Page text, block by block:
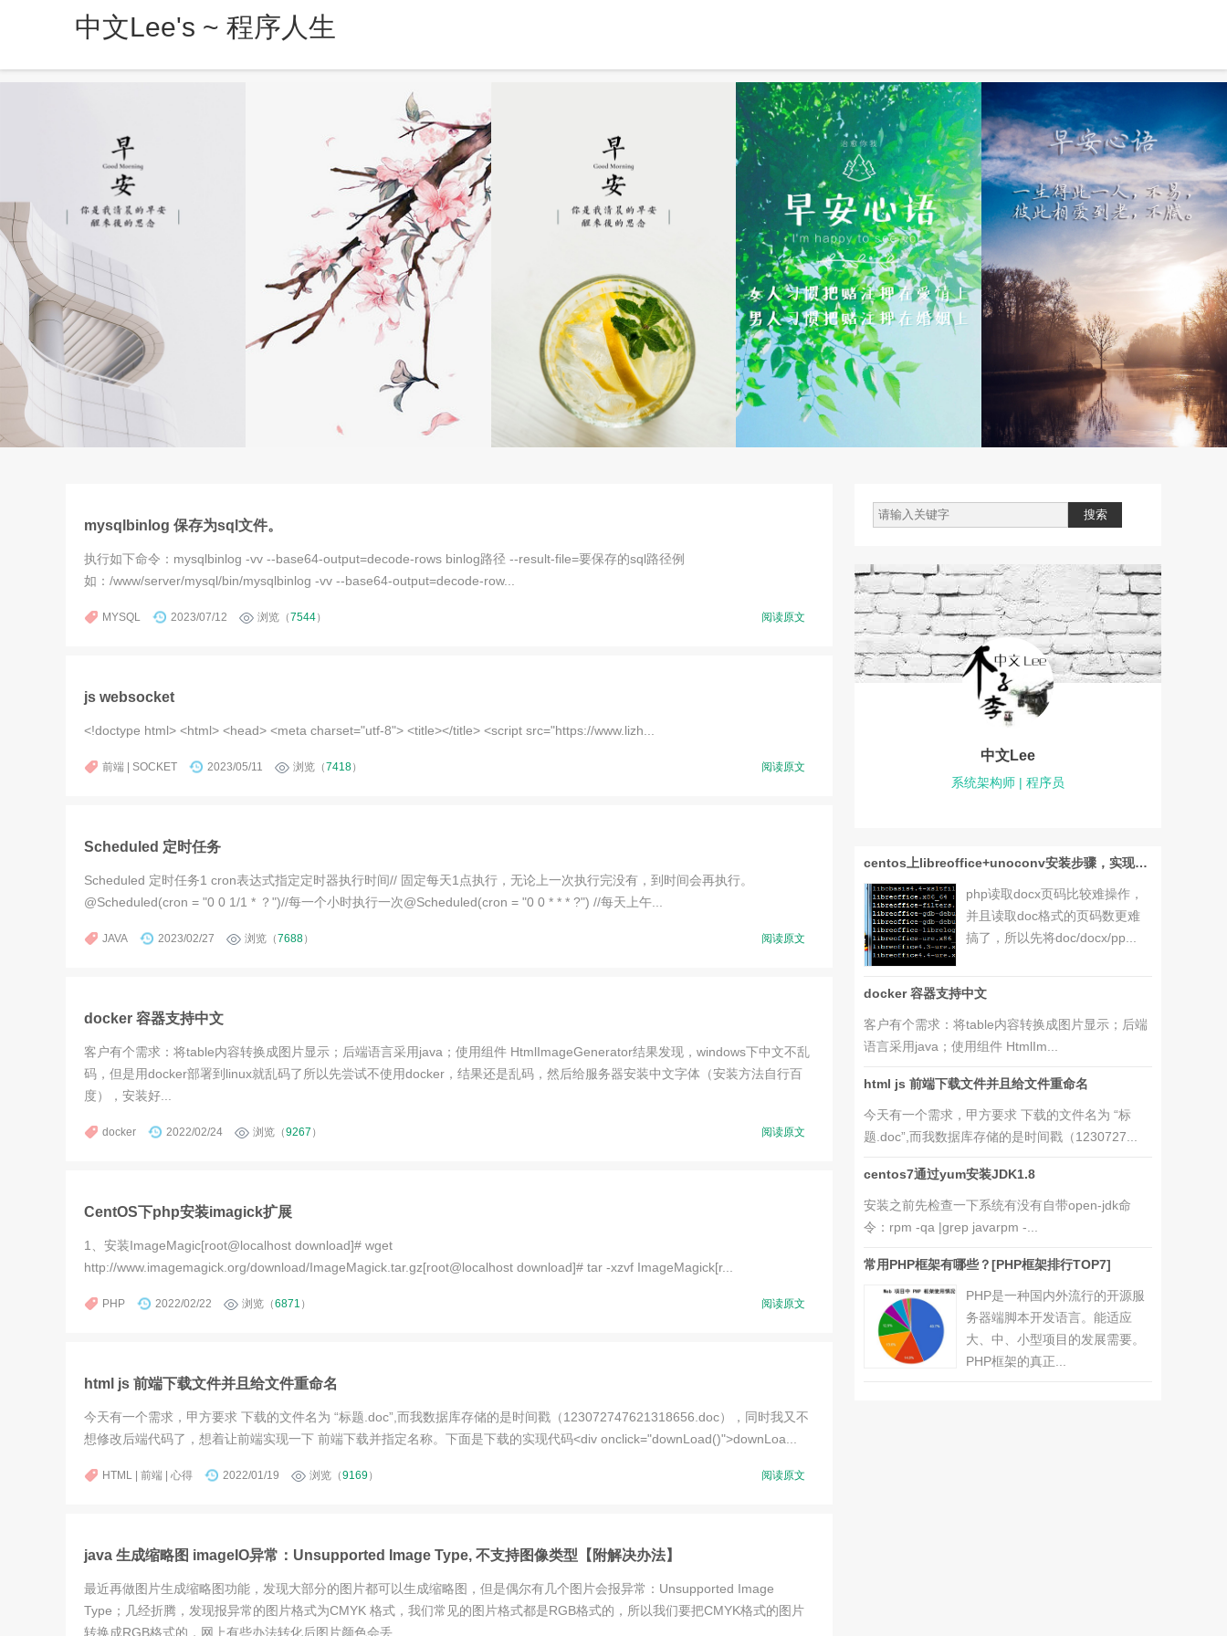
中文Lee's ~ 程序人生
mysqlbinlog 保存为sql文件。
执行如下命令：mysqlbinlog -vv --base64-output=decode-rows binlog路径 --result-file=要保存的sql路径例
如：/www/server/mysql/bin/mysqlbinlog -vv --base64-output=decode-row...
MYSQL 2023/07/12 浏览（7544） 阅读原文
js websocket
<!doctype html> <html> <head> <meta charset="utf-8"> <title></title> <script src="https://www.lizh...
前端 | SOCKET 2023/05/11 浏览（7418） 阅读原文
Scheduled 定时任务
Scheduled 定时任务1 cron表达式指定定时器执行时间// 固定每天1点执行，无论上一次执行完没有，到时间会再执行。
@Scheduled(cron = "0 0 1/1 * ？")//每一个小时执行一次@Scheduled(cron = "0 0 * * * ?") //每天上午...
JAVA 2023/02/27 浏览（7688） 阅读原文
docker 容器支持中文
客户有个需求：将table内容转换成图片显示；后端语言采用java；使用组件 HtmlImageGenerator结果发现，windows下中文不乱
码，但是用docker部署到linux就乱码了所以先尝试不使用docker，结果还是乱码，然后给服务器安装中文字体（安装方法自行百
度），安装好...
docker 2022/02/24 浏览（9267 ） 阅读原文
CentOS下php安装imagick扩展
1、安装ImageMagic[root@localhost download]# wget
http://www.imagemagick.org/download/ImageMagick.tar.gz[root@localhost download]# tar -xzvf ImageMagick[r...
PHP 2022/02/22 浏览（6871 ） 阅读原文
html js 前端下载文件并且给文件重命名
今天有一个需求，甲方要求 下载的文件名为 “标题.doc”,而我数据库存储的是时间戳（123072747621318656.doc），同时我又不
想修改后端代码了，想着让前端实现一下 前端下载并指定名称。下面是下载的实现代码<div onclick="downLoad()">downLoa...
HTML | 前端 | 心得 2022/01/19 浏览（9169） 阅读原文
java 生成缩略图 imageIO异常：Unsupported Image Type, 不支持图像类型【附解决办法】
最近再做图片生成缩略图功能，发现大部分的图片都可以生成缩略图，但是偶尔有几个图片会报异常：Unsupported Image
Type；几经折腾，发现报异常的图片格式为CMYK 格式，我们常见的图片格式都是RGB格式的，所以我们要把CMYK格式的图片
转换成RGB格式的，网上有些办法转化后图片颜色会丢...
中文Lee
系统架构师 | 程序员
centos上libreoffice+unoconv安装步骤，实现word转pdf（可以php读取pdf页码）
php读取docx页码比较难操作，
并且读取doc格式的页码数更难
搞了，所以先将doc/docx/pp...
docker 容器支持中文
客户有个需求：将table内容转换成图片显示；后端
语言采用java；使用组件 HtmlIm...
html js 前端下载文件并且给文件重命名
今天有一个需求，甲方要求 下载的文件名为 “标
题.doc”,而我数据库存储的是时间戳（1230727...
centos7通过yum安装JDK1.8
安装之前先检查一下系统有没有自带open-jdk命
令：rpm -qa |grep javarpm -...
常用PHP框架有哪些？[PHP框架排行TOP7]
PHP是一种国内外流行的开源服
务器端脚本开发语言。能适应
大、中、小型项目的发展需要。
PHP框架的真正...